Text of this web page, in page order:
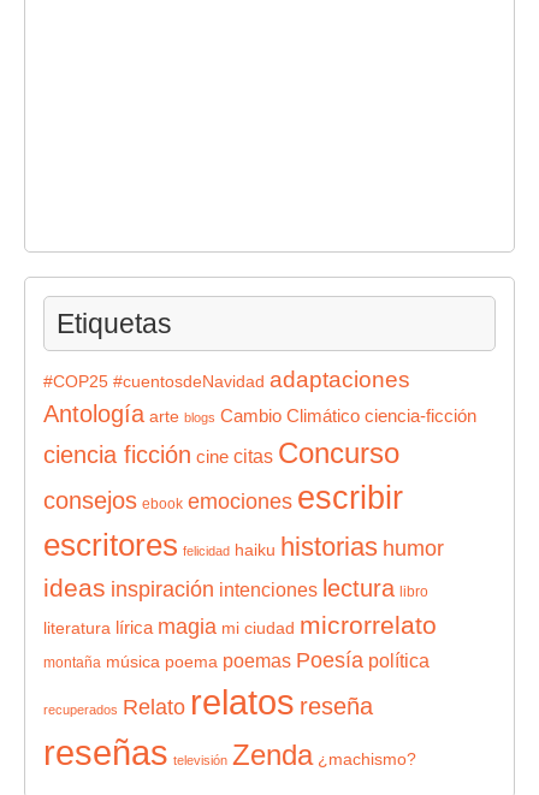
Etiquetas
#COP25 #cuentosdeNavidad adaptaciones
Antología arte blogs Cambio Climático ciencia-ficción
ciencia ficción cine citas Concurso
consejos ebook emociones escribir
escritores felicidad haiku historias humor
ideas inspiración intenciones lectura libro
literatura lírica magia mi ciudad microrrelato
montaña música poema poemas Poesía política
recuperados Relato relatos reseña
reseñas televisión Zenda ¿machismo?